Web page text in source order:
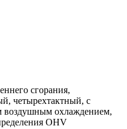
сгорания,
четырехтактный, с
воздушным охлаждением,
OHV